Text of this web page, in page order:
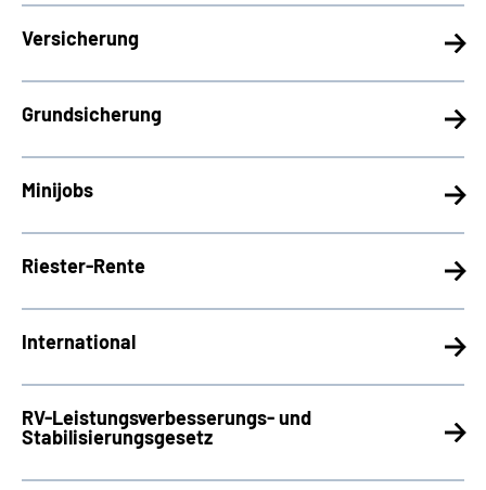
Versicherung
Grundsicherung
Minijobs
Riester-Rente
International
RV-Leistungsverbesserungs- und
Stabilisierungsgesetz